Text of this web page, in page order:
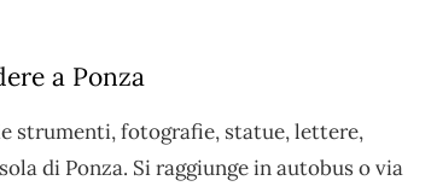
a Ponza
strumenti, fotografie, statue, lettere,
di Ponza. Si raggiunge in autobus o via